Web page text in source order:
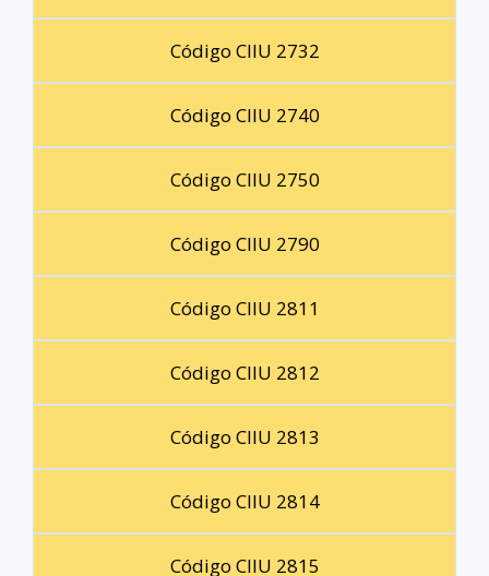
Código CIIU 2732
Código CIIU 2740
Código CIIU 2750
Código CIIU 2790
Código CIIU 2811
Código CIIU 2812
Código CIIU 2813
Código CIIU 2814
Código CIIU 2815